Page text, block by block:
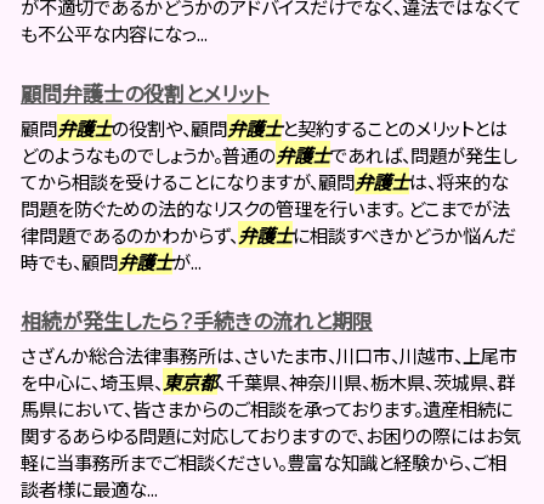
が不適切であるかどうかのアドバイスだけでなく、違法ではなくて
も不公平な内容になっ...
顧問弁護士の役割とメリット
顧問弁護士の役割や、顧問弁護士と契約することのメリットとは
どのようなものでしょうか。普通の弁護士であれば、問題が発生し
てから相談を受けることになりますが、顧問弁護士は、将来的な
問題を防ぐための法的なリスクの管理を行います。 どこまでが法
律問題であるのかわからず、 弁護士に相談すべきかどうか悩んだ
時でも、顧問弁護士が...
相続が発生したら？手続きの流れと期限
さざんか総合法律事務所は、さいたま市、川口市、川越市、上尾市
を中心に、埼玉県、 東京都、千葉県、神奈川県、栃木県、茨城県、群
馬県において、皆さまからのご相談を承っております。遺産相続に
関するあらゆる問題に対応しておりますので、お困りの際にはお気
軽に当事務所までご相談ください。豊富な知識と経験から、ご相
談者様に最適な...